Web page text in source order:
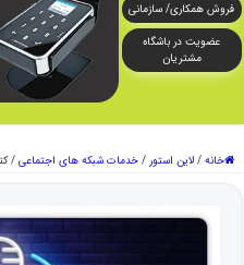
فروش همکاری/ سازمانی
عضویت در باشگاه
مشتریان
خانه / لاین استور / خدمات شبکه های اجتماعی /